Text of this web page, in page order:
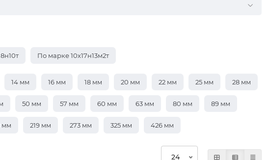
По марке 10х17н13м2т
14 мм 16 мм 18 мм 20 мм 22 мм 25 мм 28 мм
50 мм 57 мм 60 мм 63 мм 80 мм 89 мм
мм 219 мм 273 мм 325 мм 426 мм